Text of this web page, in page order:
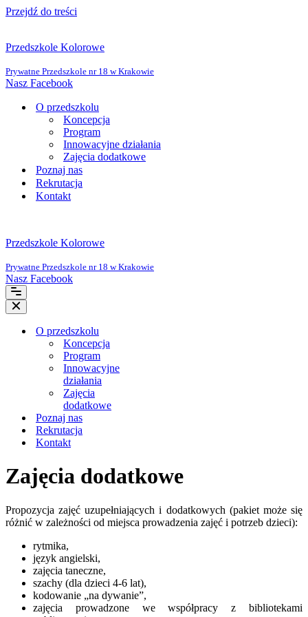
Przejdź do treści
Przedszkole Kolorowe
Prywatne Przedszkole nr 18 w Krakowie
Nasz Facebook
O przedszkolu
Koncepcja
Program
Innowacyjne działania
Zajęcia dodatkowe
Poznaj nas
Rekrutacja
Kontakt
Przedszkole Kolorowe
Prywatne Przedszkole nr 18 w Krakowie
Nasz Facebook
Menu
nawigacji
Menu
nawigacjiO przedszkolu
Koncepcja
Program
Innowacyjne
działania
Zajęcia
dodatkowe
Poznaj nas
Rekrutacja
Kontakt
Zajęcia dodatkowe
Propozycja zajęć uzupełniających i dodatkowych (pakiet może się
różnić w zależności od miejsca prowadzenia zajęć i potrzeb dzieci):
rytmika,
język angielski,
zajęcia taneczne,
szachy (dla dzieci 4-6 lat),
kodowanie „na dywanie”,
zajęcia prowadzone we współpracy z bibliotekami